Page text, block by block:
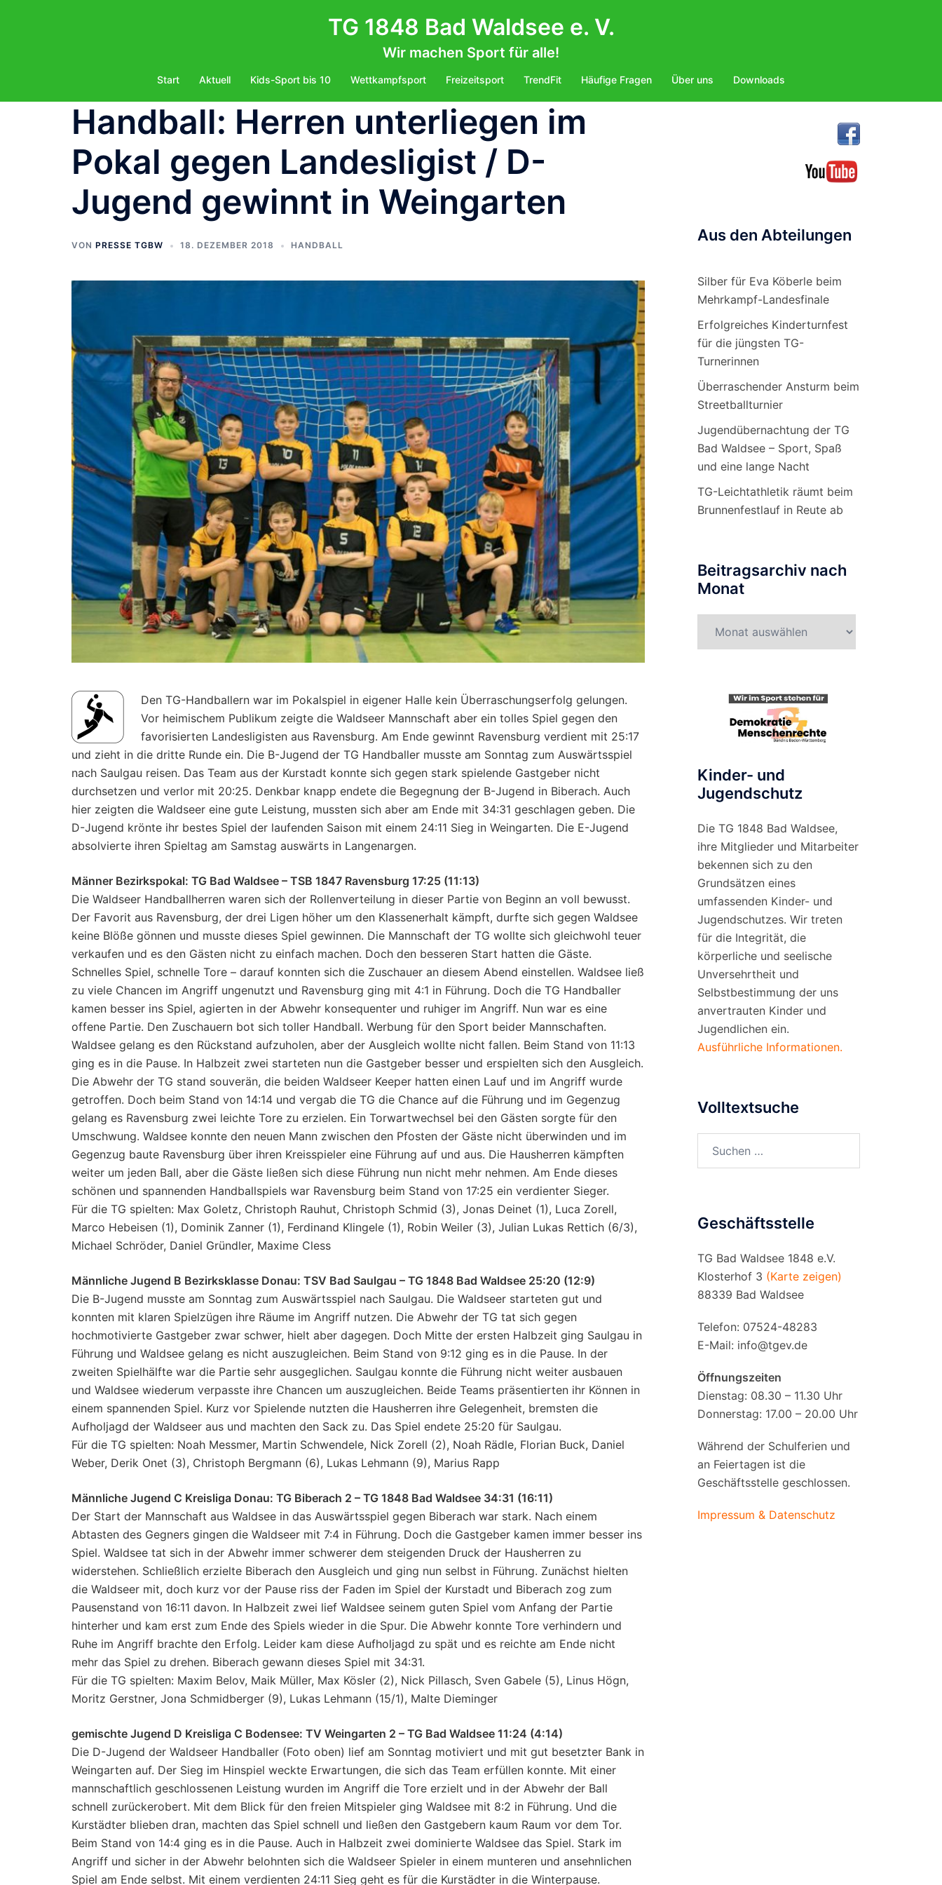
TG 1848 Bad Waldsee e. V.
Wir machen Sport für alle!
Start Aktuell Kids-Sport bis 10 Wettkampfsport Freizeitsport TrendFit Häufige Fragen Über uns Downloads
Handball: Herren unterliegen im
Pokal gegen Landesligist / D-
Jugend gewinnt in Weingarten
VON PRESSE TGBW 18. DEZEMBER 2018 HANDBALL
Den TG-Handballern war im Pokalspiel in eigener Halle kein Überraschungserfolg gelungen.
Vor heimischem Publikum zeigte die Waldseer Mannschaft aber ein tolles Spiel gegen den
favorisierten Landesligisten aus Ravensburg. Am Ende gewinnt Ravensburg verdient mit 25:17
und zieht in die dritte Runde ein. Die B-Jugend der TG Handballer musste am Sonntag zum Auswärtsspiel
nach Saulgau reisen. Das Team aus der Kurstadt konnte sich gegen stark spielende Gastgeber nicht
durchsetzen und verlor mit 20:25. Denkbar knapp endete die Begegnung der B-Jugend in Biberach. Auch
hier zeigten die Waldseer eine gute Leistung, mussten sich aber am Ende mit 34:31 geschlagen geben. Die
D-Jugend krönte ihr bestes Spiel der laufenden Saison mit einem 24:11 Sieg in Weingarten. Die E-Jugend
absolvierte ihren Spieltag am Samstag auswärts in Langenargen.
Männer Bezirkspokal: TG Bad Waldsee – TSB 1847 Ravensburg 17:25 (11:13)
Die Waldseer Handballherren waren sich der Rollenverteilung in dieser Partie von Beginn an voll bewusst.
Der Favorit aus Ravensburg, der drei Ligen höher um den Klassenerhalt kämpft, durfte sich gegen Waldsee
keine Blöße gönnen und musste dieses Spiel gewinnen. Die Mannschaft der TG wollte sich gleichwohl teuer
verkaufen und es den Gästen nicht zu einfach machen. Doch den besseren Start hatten die Gäste.
Schnelles Spiel, schnelle Tore – darauf konnten sich die Zuschauer an diesem Abend einstellen. Waldsee ließ
zu viele Chancen im Angriff ungenutzt und Ravensburg ging mit 4:1 in Führung. Doch die TG Handballer
kamen besser ins Spiel, agierten in der Abwehr konsequenter und ruhiger im Angriff. Nun war es eine
offene Partie. Den Zuschauern bot sich toller Handball. Werbung für den Sport beider Mannschaften.
Waldsee gelang es den Rückstand aufzuholen, aber der Ausgleich wollte nicht fallen. Beim Stand von 11:13
ging es in die Pause. In Halbzeit zwei starteten nun die Gastgeber besser und erspielten sich den Ausgleich.
Die Abwehr der TG stand souverän, die beiden Waldseer Keeper hatten einen Lauf und im Angriff wurde
getroffen. Doch beim Stand von 14:14 und vergab die TG die Chance auf die Führung und im Gegenzug
gelang es Ravensburg zwei leichte Tore zu erzielen. Ein Torwartwechsel bei den Gästen sorgte für den
Umschwung. Waldsee konnte den neuen Mann zwischen den Pfosten der Gäste nicht überwinden und im
Gegenzug baute Ravensburg über ihren Kreisspieler eine Führung auf und aus. Die Hausherren kämpften
weiter um jeden Ball, aber die Gäste ließen sich diese Führung nun nicht mehr nehmen. Am Ende dieses
schönen und spannenden Handballspiels war Ravensburg beim Stand von 17:25 ein verdienter Sieger.
Für die TG spielten: Max Goletz, Christoph Rauhut, Christoph Schmid (3), Jonas Deinet (1), Luca Zorell,
Marco Hebeisen (1), Dominik Zanner (1), Ferdinand Klingele (1), Robin Weiler (3), Julian Lukas Rettich (6/3),
Michael Schröder, Daniel Gründler, Maxime Cless
Männliche Jugend B Bezirksklasse Donau: TSV Bad Saulgau – TG 1848 Bad Waldsee 25:20 (12:9)
Die B-Jugend musste am Sonntag zum Auswärtsspiel nach Saulgau. Die Waldseer starteten gut und
konnten mit klaren Spielzügen ihre Räume im Angriff nutzen. Die Abwehr der TG tat sich gegen
hochmotivierte Gastgeber zwar schwer, hielt aber dagegen. Doch Mitte der ersten Halbzeit ging Saulgau in
Führung und Waldsee gelang es nicht auszugleichen. Beim Stand von 9:12 ging es in die Pause. In der
zweiten Spielhälfte war die Partie sehr ausgeglichen. Saulgau konnte die Führung nicht weiter ausbauen
und Waldsee wiederum verpasste ihre Chancen um auszugleichen. Beide Teams präsentierten ihr Können in
einem spannenden Spiel. Kurz vor Spielende nutzten die Hausherren ihre Gelegenheit, bremsten die
Aufholjagd der Waldseer aus und machten den Sack zu. Das Spiel endete 25:20 für Saulgau.
Für die TG spielten: Noah Messmer, Martin Schwendele, Nick Zorell (2), Noah Rädle, Florian Buck, Daniel
Weber, Derik Onet (3), Christoph Bergmann (6), Lukas Lehmann (9), Marius Rapp
Männliche Jugend C Kreisliga Donau: TG Biberach 2 – TG 1848 Bad Waldsee 34:31 (16:11)
Der Start der Mannschaft aus Waldsee in das Auswärtsspiel gegen Biberach war stark. Nach einem
Abtasten des Gegners gingen die Waldseer mit 7:4 in Führung. Doch die Gastgeber kamen immer besser ins
Spiel. Waldsee tat sich in der Abwehr immer schwerer dem steigenden Druck der Hausherren zu
widerstehen. Schließlich erzielte Biberach den Ausgleich und ging nun selbst in Führung. Zunächst hielten
die Waldseer mit, doch kurz vor der Pause riss der Faden im Spiel der Kurstadt und Biberach zog zum
Pausenstand von 16:11 davon. In Halbzeit zwei lief Waldsee seinem guten Spiel vom Anfang der Partie
hinterher und kam erst zum Ende des Spiels wieder in die Spur. Die Abwehr konnte Tore verhindern und
Ruhe im Angriff brachte den Erfolg. Leider kam diese Aufholjagd zu spät und es reichte am Ende nicht
mehr das Spiel zu drehen. Biberach gewann dieses Spiel mit 34:31.
Für die TG spielten: Maxim Belov, Maik Müller, Max Kösler (2), Nick Pillasch, Sven Gabele (5), Linus Högn,
Moritz Gerstner, Jona Schmidberger (9), Lukas Lehmann (15/1), Malte Dieminger
gemischte Jugend D Kreisliga C Bodensee: TV Weingarten 2 – TG Bad Waldsee 11:24 (4:14)
Die D-Jugend der Waldseer Handballer (Foto oben) lief am Sonntag motiviert und mit gut besetzter Bank in
Weingarten auf. Der Sieg im Hinspiel weckte Erwartungen, die sich das Team erfüllen konnte. Mit einer
mannschaftlich geschlossenen Leistung wurden im Angriff die Tore erzielt und in der Abwehr der Ball
schnell zurückerobert. Mit dem Blick für den freien Mitspieler ging Waldsee mit 8:2 in Führung. Und die
Kurstädter blieben dran, machten das Spiel schnell und ließen den Gastgebern kaum Raum vor dem Tor.
Beim Stand von 14:4 ging es in die Pause. Auch in Halbzeit zwei dominierte Waldsee das Spiel. Stark im
Angriff und sicher in der Abwehr belohnten sich die Waldseer Spieler in einem munteren und ansehnlichen
Spiel am Ende selbst. Mit einem verdienten 24:11 Sieg geht es für die Kurstädter in die Winterpause.
Aus den Abteilungen
Silber für Eva Köberle beim
Mehrkampf-Landesfinale
Erfolgreiches Kinderturnfest
für die jüngsten TG-
Turnerinnen
Überraschender Ansturm beim
Streetballturnier
Jugendübernachtung der TG
Bad Waldsee – Sport, Spaß
und eine lange Nacht
TG-Leichtathletik räumt beim
Brunnenfestlauf in Reute ab
Beitragsarchiv nach
Monat
nach
Kinder- und
Jugendschutz
Die TG 1848 Bad Waldsee,
ihre Mitglieder und Mitarbeiter
bekennen sich zu den
Grundsätzen eines
umfassenden Kinder- und
Jugendschutzes. Wir treten
für die Integrität, die
körperliche und seelische
Unversehrtheit und
Selbstbestimmung der uns
anvertrauten Kinder und
Jugendlichen ein.
Ausführliche Informationen.
Volltextsuche
nach:
Geschäftsstelle
TG Bad Waldsee 1848 e.V.
Klosterhof 3 (Karte zeigen)
88339 Bad Waldsee
Telefon: 07524-48283
E-Mail: info@tgev.de
Öffnungszeiten
Dienstag: 08.30 – 11.30 Uhr
Donnerstag: 17.00 – 20.00 Uhr
Während der Schulferien und
an Feiertagen ist die
Geschäftsstelle geschlossen.
Impressum & Datenschutz